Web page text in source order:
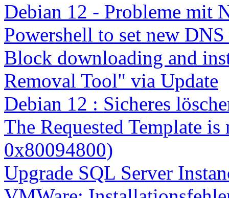
Debian 12 - Probleme mit
Powershell to set new
Block downloading and
Removal Tool" via Update
Debian 12 : Sicheres
The Requested Template
0x80094800)
Upgrade SQL Server